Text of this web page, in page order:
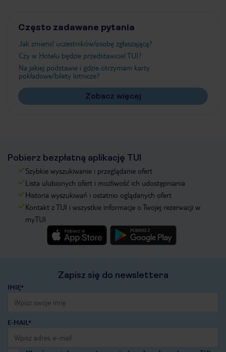
Często zadawane pytania
Jak zmienić uczestników/osobę zgłaszającą?
Czy w Hotelu będzie przedstawiciel TUI?
Na jakiej podstawie i gdzie otrzymam karty
pokładowe/bilety lotnicze?
Zobacz więcej
Pobierz bezpłatną aplikację TUI
Szybkie wyszukiwanie i przeglądanie ofert
Lista ulubionych ofert i możliwość ich udostępniania
Historia wyszukiwań i ostatnio oglądanych ofert
Kontakt z TUI i wszystkie informacje o Twojej rezerwacji w
myTUI
Zapisz się do newslettera
IMIĘ*
E-MAIL*